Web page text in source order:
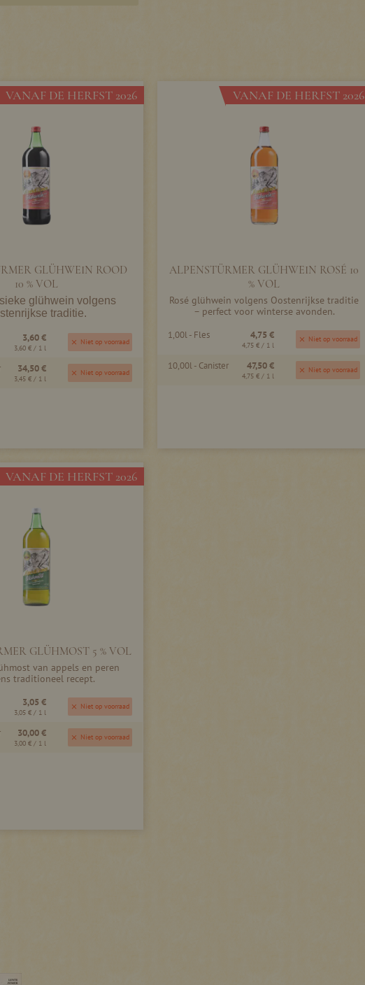
VANAF DE HERFST 2026
GLÜHWEIN ROOD
10 % VOL
glühwein volgens
traditie.
3,60 €
3,60 € / 1 l
Niet op voorraad
34,50 €
3,45 € / 1 l
Niet op voorraad
VANAF DE HERFST 2026
ALPENSTÜRMER GLÜHWEIN ROSÉ 10
% VOL
Rosé glühwein volgens Oostenrijkse traditie
– perfect voor winterse avonden.
1,00l - Fles 4,75 €
4,75 €/ 1 l
Niet op voorraad
10,00l - Canister 47,50 €
4,75 €/ 1 l
Niet op voorraad
VANAF DE HERFST 2026
GLÜHMOST 5 % VOL
van appels en peren
traditioneel recept.
3,05 €
3,05 € / 1 l
Niet op voorraad
30,00 €
3,00 € / 1 l
Niet op voorraad